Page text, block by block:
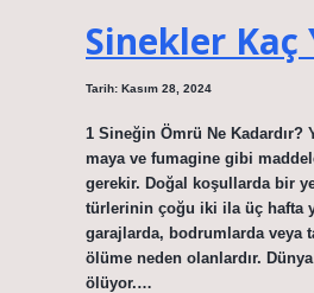
Sinekler Kaç
Tarih: Kasım 28, 2024
1 Sineğin Ömrü Ne
maya ve fumagine gibi
gerekir. Doğal koşullarda bir
türlerinin çoğu iki ila üç hafta
garajlarda, bodrumlarda veya
ölüme neden olanlardır.
ölüyor.…